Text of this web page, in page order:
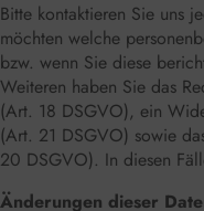
Bitte kontaktieren Sie uns
möchten welche
bzw. wenn Sie diese
Weiteren haben Sie das
(Art. 18 DSGVO), ein
(Art. 21 DSGVO) sowie
20 DSGVO). In diesen
Änderungen dieser